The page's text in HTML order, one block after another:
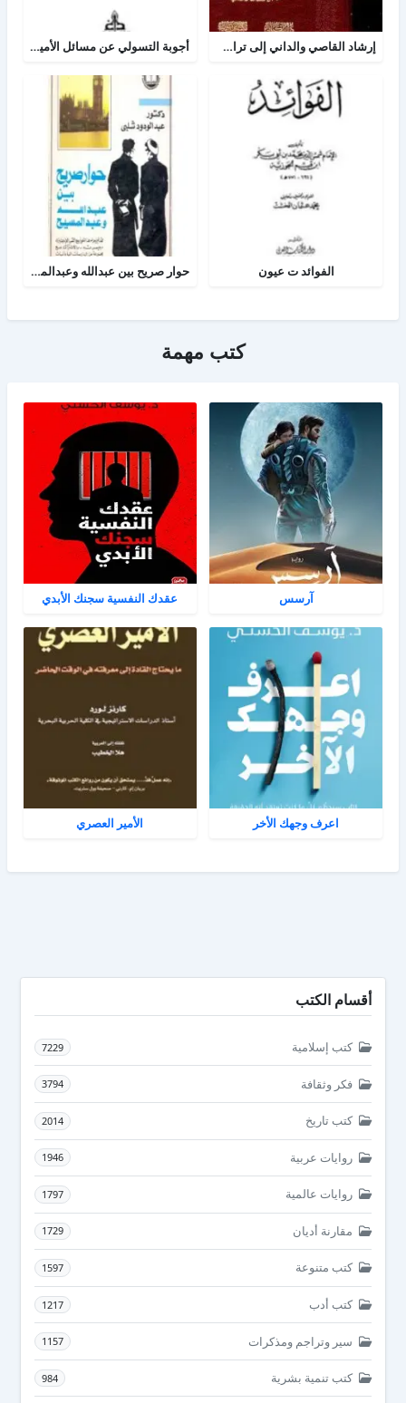
إرشاد القاصي والداني إلى تراجم شيوخ الطبراني أجوبة التسولي عن مسائل الأمير عبد القادر في الجهاد
الفوائد ت عيون حوار صريح بين عبدالله وعبدالمسيح
كتب مهمة
آرسس عقدك النفسية سجنك الأبدي
اعرف وجهك الأخر الأمير العصري
أقسام الكتب
كتب إسلامية 7229
فكر وثقافة 3794
كتب تاريخ 2014
روايات عربية 1946
روايات عالمية 1797
مقارنة أديان 1729
كتب متنوعة 1597
كتب أدب 1217
سير وتراجم ومذكرات 1157
كتب تنمية بشرية 984